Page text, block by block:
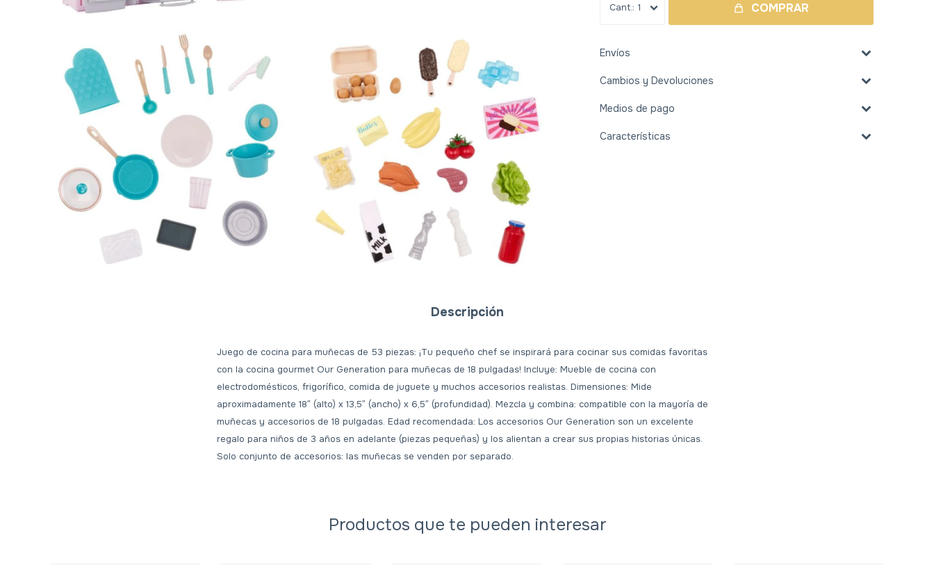
1 COMPRAR
Envíos
Cambios y Devoluciones
Medios de pago
Características
Descripción
Juego de cocina para muñecas de 53 piezas: ¡Tu pequeño chef se inspirará para cocinar sus comidas favoritas
con la cocina gourmet Our Generation para muñecas de 18 pulgadas! Incluye: Mueble de cocina con
electrodomésticos, frigorífico, comida de juguete y muchos accesorios realistas. Dimensiones: Mide
aproximadamente 18″ (alto) x 13,5″ (ancho) x 6,5″ (profundidad). Mezcla y combina: compatible con la mayoría de
muñecas y accesorios de 18 pulgadas. Edad recomendada: Los accesorios Our Generation son un excelente
regalo para niños de 3 años en adelante (piezas pequeñas) y los alientan a crear sus propias historias únicas.
Solo conjunto de accesorios: las muñecas se venden por separado.
Productos que te pueden interesar